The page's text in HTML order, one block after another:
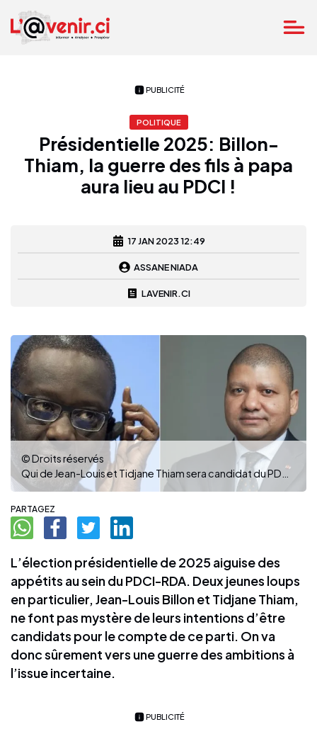
PUBLICITÉ
POLITIQUE
Présidentielle 2025: Billon-
Thiam, la guerre des fils à papa
aura lieu au PDCI !
17 JAN 2023 12:49
ASSANE NIADA
LAVENIR.CI
© Droits réservés
PARTAGEZ
L’élection présidentielle de 2025 aiguise des
appétits au sein du PDCI-RDA. Deux jeunes loups
en particulier, Jean-Louis Billon et Tidjane Thiam,
ne font pas mystère de leurs intentions d’être
candidats pour le compte de ce parti. On va
donc sûrement vers une guerre des ambitions à
l’issue incertaine.
PUBLICITÉ